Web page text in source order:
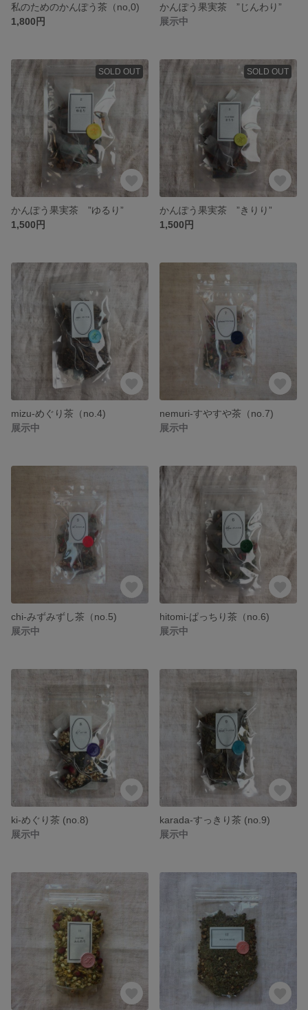
私のためのかんぽう茶（no,0)
1,800円
かんぽう果実茶 ”じんわり”
展示中
SOLD OUT
かんぽう果実茶 ”ゆるり”
1,500円
SOLD OUT
かんぽう果実茶 ”きりり”
1,500円
mizu-めぐり茶（no.4)
展示中
nemuri-すやすや茶（no.7)
展示中
chi-みずみずし茶（no.5)
展示中
hitomi-ぱっちり茶（no.6)
展示中
ki-めぐり茶 (no.8)
展示中
karada-すっきり茶 (no.9)
展示中